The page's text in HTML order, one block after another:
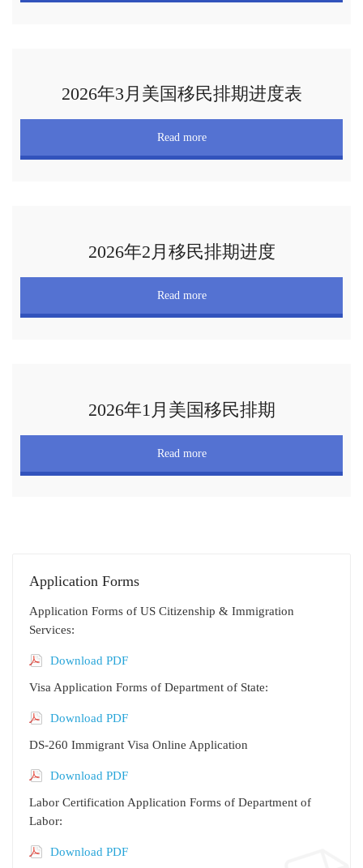
2026年3月美国移民排期进度表
Read more
2026年2月移民排期进度
Read more
2026年1月美国移民排期
Read more
Application Forms
Application Forms of US Citizenship & Immigration
Services:
Download PDF
Visa Application Forms of Department of State:
Download PDF
DS-260 Immigrant Visa Online Application
Download PDF
Labor Certification Application Forms of Department of
Labor:
Download PDF